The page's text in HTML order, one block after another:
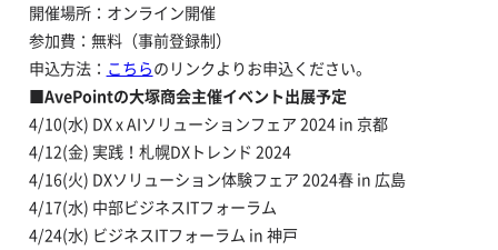
開催場所：オンライン開催
参加費：無料（事前登録制）
申込方法： こちらのリンクよりお申込ください。
■AvePointの大塚商会主催イベント出展予定
4/10(水) DX x AIソリューションフェア 2024 in 京都
4/12(金) 実践！札幌DXトレンド 2024
4/16(火) DXソリューション体験フェア 2024春 in 広島
4/17(水) 中部ビジネスITフォーラム
4/24(水) ビジネスITフォーラム in 神戸